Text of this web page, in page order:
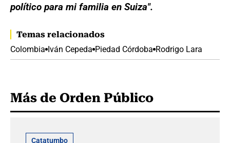
político para mi familia en Suiza".
Temas relacionados
Colombia Iván Cepeda Piedad Córdoba Rodrigo Lara
Más de Orden Público
Catatumbo